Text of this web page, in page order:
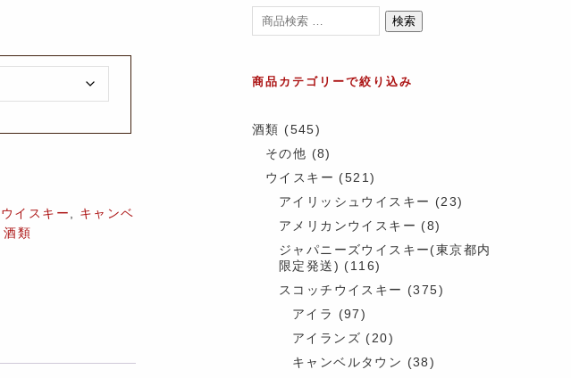
ウイスキー
キャンベ
,酒類
検索
商品カテゴリーで絞り込み
酒類 (545)
その他 (8)
ウイスキー (521)
アイリッシュウイスキー (23)
アメリカンウイスキー (8)
ジャパニーズウイスキー(東京都内
限定発送) (116)
スコッチウイスキー (375)
アイラ
(97)
アイランズ (20)
キャンベルタウン (38)